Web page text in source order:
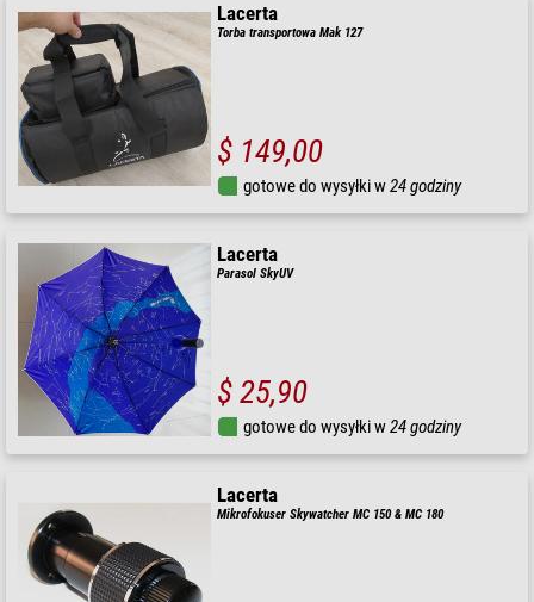
Lacerta
Torba transportowa Mak 127
$ 149,00
gotowe do wysyłki w24 godziny
Lacerta
Parasol SkyUV
$ 25,90
gotowe do wysyłki w24 godziny
Lacerta
Mikrofokuser Skywatcher MC 150 & MC 180